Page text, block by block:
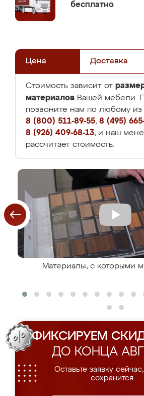
бесплатно
Цена Доставка
Стоимость зависит от
материалов Вашей мебели.
позвоните нам по любому
8 (800) 511-89-55, 8 (495)
8 (926) 409-68-13, и наш
рассчитает стоимость.
Материалы, с которыми
ФИКСИРУЕМ
ДО КОНЦА
Оставьте заявку
сохранится.